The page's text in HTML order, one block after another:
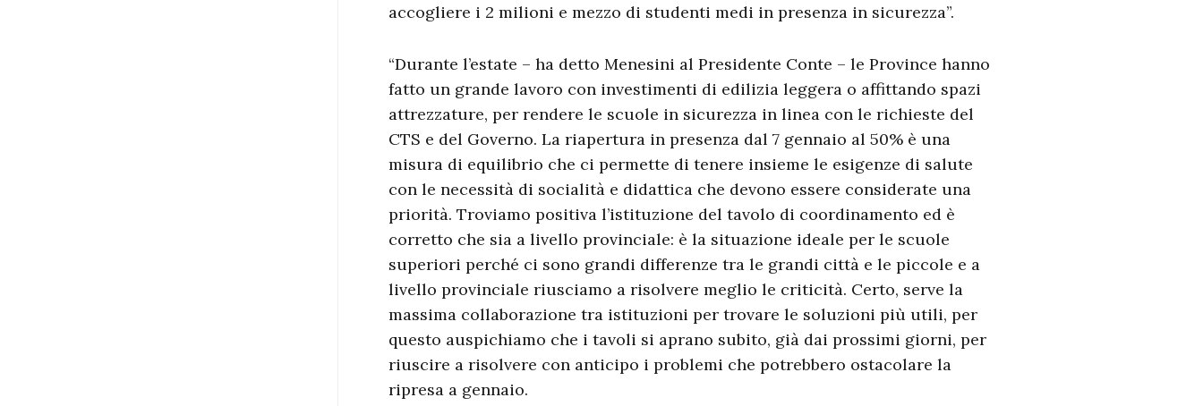
accogliere i 2 milioni e mezzo di studenti medi in presenza in sicurezza”.
“Durante l’estate – ha detto Menesini al Presidente Conte – le Province hanno
fatto un grande lavoro con investimenti di edilizia leggera o affittando spazi
attrezzature, per rendere le scuole in sicurezza in linea con le richieste del
CTS e del Governo. La riapertura in presenza dal 7 gennaio al 50% è una
misura di equilibrio che ci permette di tenere insieme le esigenze di salute
con le necessità di socialità e didattica che devono essere considerate una
priorità. Troviamo positiva l’istituzione del tavolo di coordinamento ed è
corretto che sia a livello provinciale: è la situazione ideale per le scuole
superiori perché ci sono grandi differenze tra le grandi città e le piccole e a
livello provinciale riusciamo a risolvere meglio le criticità. Certo, serve la
massima collaborazione tra istituzioni per trovare le soluzioni più utili, per
questo auspichiamo che i tavoli si aprano subito, già dai prossimi giorni, per
riuscire a risolvere con anticipo i problemi che potrebbero ostacolare la
ripresa a gennaio.